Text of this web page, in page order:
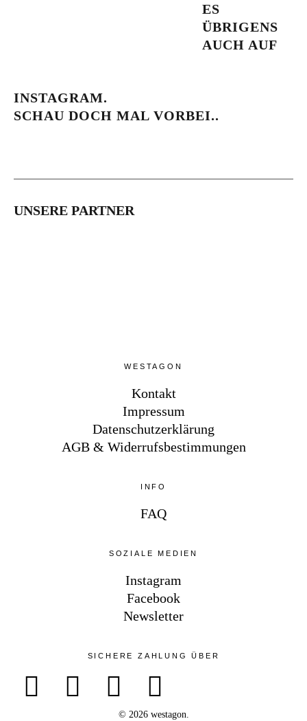
ES
ÜBRIGENS
AUCH AUF
INSTAGRAM.
SCHAU DOCH MAL VORBEI..
UNSERE PARTNER
WESTAGON
Kontakt
Impressum
Datenschutzerklärung
AGB & Widerrufsbestimmungen
INFO
FAQ
SOZIALE MEDIEN
Instagram
Facebook
Newsletter
SICHERE ZAHLUNG ÜBER
© 2026 westagon